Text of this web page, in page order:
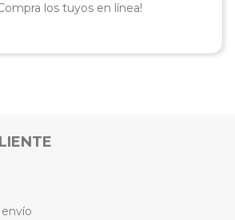
los tuyos en línea!